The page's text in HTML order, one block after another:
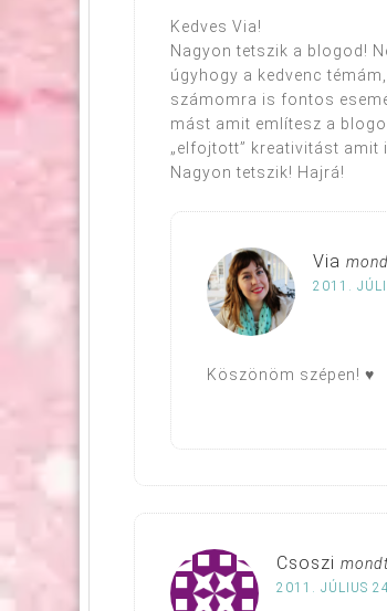
Kedves Via!
Nagyon tetszik a blogod!
úgyhogy a kedvenc
számomra is fontos
mást amit említesz a
„elfojtott” kreativitást amit
Nagyon tetszik! Hajrá!
Via
2011.
Köszönöm szépen! ♥
Csoszi
2011. JÚLIUS